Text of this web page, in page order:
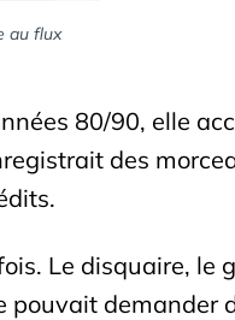
au flux
80/90, elle
des
Le disquaire, le
pouvait demander